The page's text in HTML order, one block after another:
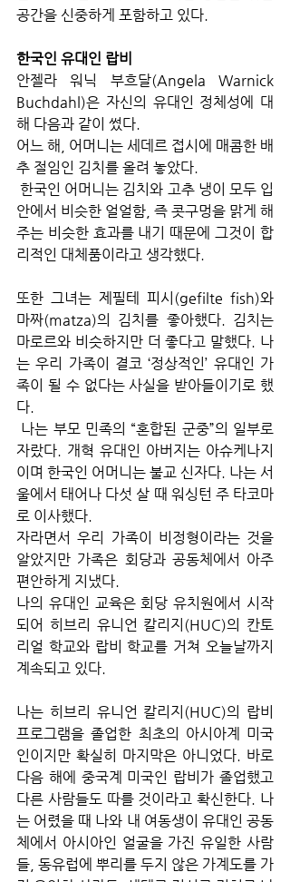
공간을 신중하게 포함하고 있다.
한국인 유대인 랍비
안젤라 워닉 부흐달(Angela Warnick
Buchdahl)은 자신의 유대인 정체성에 대
해 다음과 같이 썼다.
어느 해, 어머니는 세데르 접시에 매콤한 배
추 절임인 김치를 올려 놓았다.
한국인 어머니는 김치와 고추 냉이 모두 입
안에서 비슷한 얼얼함, 즉 콧구멍을 맑게 해
주는 비슷한 효과를 내기 때문에 그것이 합
리적인 대체품이라고 생각했다.
또한 그녀는 제필테 피시(gefilte fish)와
마짜(matza)의 김치를 좋아했다. 김치는
마로르와 비슷하지만 더 좋다고 말했다. 나
는 우리 가족이 결코 ‘정상적인’ 유대인 가
족이 될 수 없다는 사실을 받아들이기로 했
다.
자랐다. 개혁 유대인 아버지는 아슈케나지
이며 한국인 어머니는 불교 신자다. 나는 서
울에서 태어나 다섯 살 때 워싱턴 주 타코마
로 이사했다.
자라면서 우리 가족이 비정형이라는 것을
알았지만 가족은 회당과 공동체에서 아주
편안하게 지냈다.
나의 유대인 교육은 회당 유치원에서 시작
되어 히브리 유니언 칼리지(HUC)의 칸토
리얼 학교와 랍비 학교를 거쳐 오늘날까지
계속되고 있다.
나는 히브리 유니언 칼리지(HUC)의 랍비
프로그램을 졸업한 최초의 아시아계 미국
인이지만 확실히 마지막은 아니었다. 바로
다음 해에 중국계 미국인 랍비가 졸업했고
다른 사람들도 따를 것이라고 확신한다. 나
는 어렸을 때 나와 내 여동생이 유대인 공동
체에서 아시아인 얼굴을 가진 유일한 사람
들, 동유럽에 뿌리를 두지 않은 가계도를 가